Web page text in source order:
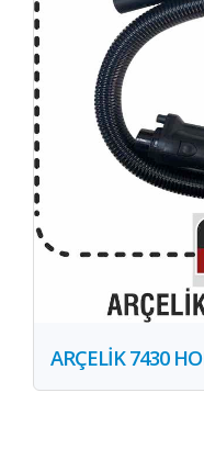
ARÇELİK 7430